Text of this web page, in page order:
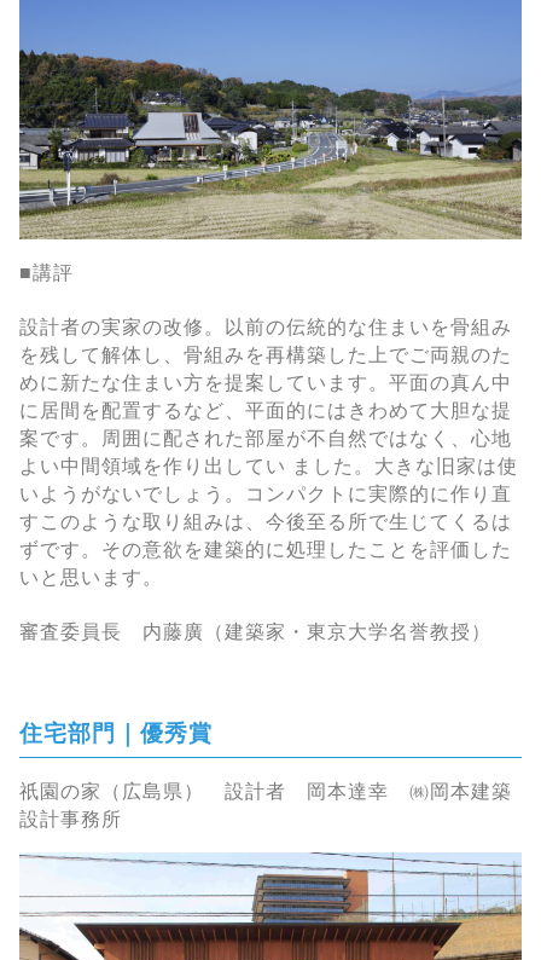
■講評
設計者の実家の改修。以前の伝統的な住まいを骨組み
を残して解体し、骨組みを再構築した上でご両親のた
めに新たな住まい方を提案しています。平面の真ん中
に居間を配置するなど、平面的にはきわめて大胆な提
案です。周囲に配された部屋が不自然ではなく、心地
よい中間領域を作り出してい ました。大きな旧家は使
いようがないでしょう。コンパクトに実際的に作り直
すこのような取り組みは、今後至る所で生じてくるは
ずです。その意欲を建築的に処理したことを評価した
いと思います。
審査委員長 内藤廣（建築家・東京大学名誉教授）
住宅部門｜優秀賞
祇園の家（広島県） 設計者 岡本達幸 ㈱岡本建築
設計事務所